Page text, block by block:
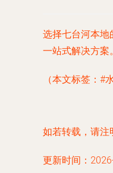
选择七台河本地
一站式解决方案
（本文标签：#
如若转载，请注
更新时间：